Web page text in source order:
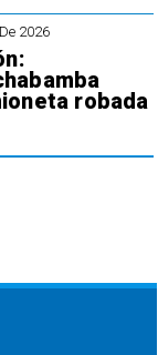
2026
robada